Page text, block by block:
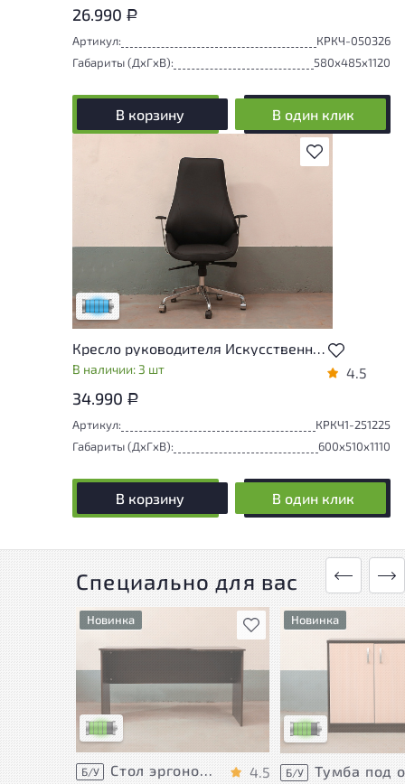
26.990 Р
Артикул:
КРКЧ-050326
Габариты (ДxГxВ):
580x485x1120
В корзину В один клик
В избранное
Состояние товара приближено к новому,
могут присутствовать незначительные
Низкая степень износа
Кресло руководителя Искусственная кожа Чёрный
В наличии: 3 шт 4.5
34.990 Р
Артикул:
КРКЧ1-251225
Габариты (ДxГxВ):
600x510x1110
В корзину В один клик
Специально для вас
В избранное
Новинка
У товара присутствуют
эксплуатации, не влияющие
на удобство его
использования
Низкая степень износа
Б/У Стол эргономичный ЛДСП Венге 4.5
Новинка
У товара
незначительные
эксплуатации, не
Низкая степень
Б/У